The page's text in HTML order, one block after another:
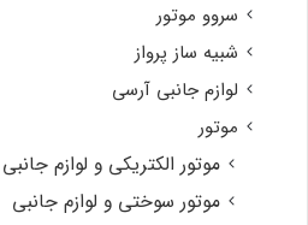
سروو موتور
شبیه ساز پرواز
لوازم جانبی آرسی
موتور
موتور الکتریکی و لوازم جانبی
موتور سوختی و لوازم جانبی